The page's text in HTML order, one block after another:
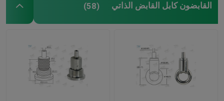
القابضون كابل القابض الذاتي (58)